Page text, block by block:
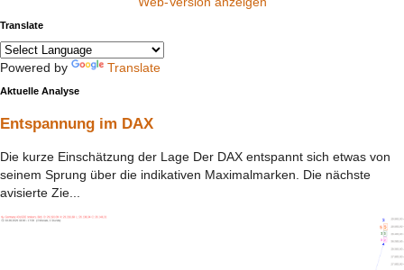
Translate
Powered by Translate
Aktuelle Analyse
Entspannung im DAX
Die kurze Einschätzung der Lage Der DAX entspannt sich etwas von
seinem Sprung über die indikativen Maximalmarken. Die nächste
avisierte Zie...